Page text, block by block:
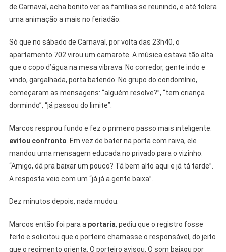
Ao
702:
Onde
Vai
A
Festa
de Carnaval, acha bonito ver as famílias se reunindo, e até tolera
uma animação a mais no feriadão.
Só que no sábado de Carnaval, por volta das 23h40, o
apartamento 702 virou um camarote. A música estava tão alta
que o copo d’água na mesa vibrava. No corredor, gente indo e
vindo, gargalhada, porta batendo. No grupo do condomínio,
começaram as mensagens: “alguém resolve?”, “tem criança
dormindo”, “já passou do limite”.
Marcos respirou fundo e fez o primeiro passo mais inteligente:
evitou confronto . Em vez de bater na porta com raiva, ele
mandou uma mensagem educada no privado para o vizinho:
“Amigo, dá pra baixar um pouco? Tá bem alto aqui e já tá tarde”.
A resposta veio com um “já já a gente baixa”.
Dez minutos depois, nada mudou.
Marcos então foi para a portaria, pediu que o registro fosse
feito e solicitou que o porteiro chamasse o responsável, do jeito
que o regimento orienta. O porteiro avisou. O som baixou por